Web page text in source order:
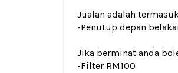
Jualan adalah
-Penutup depan
Jika berminat anda
-Filter RM100